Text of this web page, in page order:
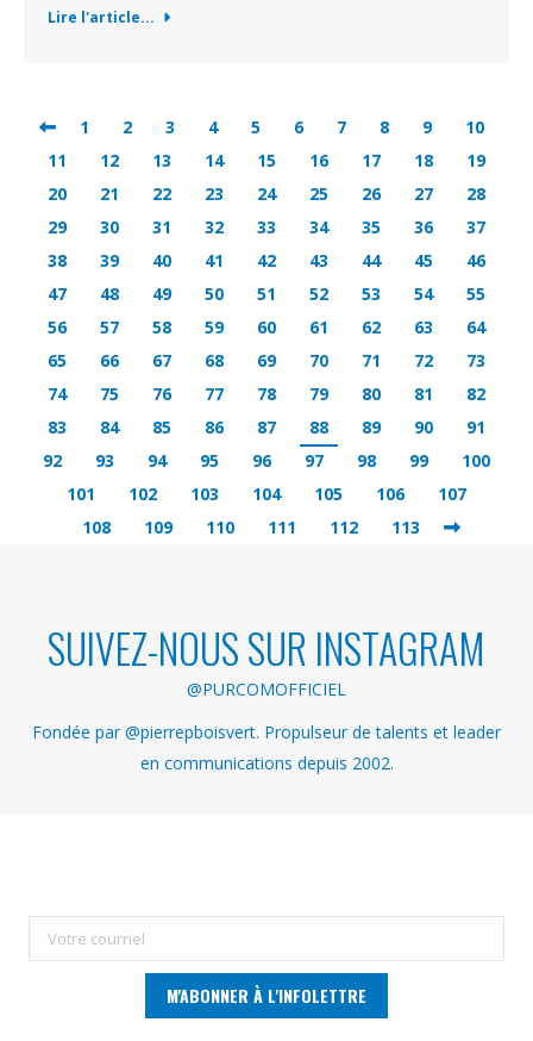
Lire l'article...
1 2 3 4 5 6 7 8 9
10
11
12 13 14 15 16 17 18
19
20
21 22 23 24 25 26 27
28
29
30 31 32 33 34 35 36
37
38
39 40 41 42 43 44 45
46
47
48 49 50 51 52 53 54
55
56
57 58 59 60 61 62 63
64
65
66 67 68 69 70 71 72
73
74
75 76 77 78 79 80 81
82
83
84 85 86 87 88 89 90
91
92
93 94 95 96 97 98 99
100
101
102 103 104 105 106
107
108
109 110 111 112 113
SUIVEZ-NOUS SUR INSTAGRAM
@PURCOMOFFICIEL
Fondée par @pierrepboisvert. Propulseur de talents et leader
en communications depuis 2002.